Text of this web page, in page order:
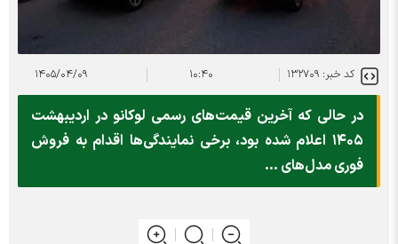
کد خبر: ۱۳۲۷۰۹ ۱۰:۴۰ ۱۴۰۵/۰۴/۰۹
در حالی که آخرین قیمت‌های رسمی لوکانو در اردیبهشت
۱۴۰۵ اعلام شده بود، برخی نمایندگی‌ها اقدام به فروش
فوری مدل‌های ...